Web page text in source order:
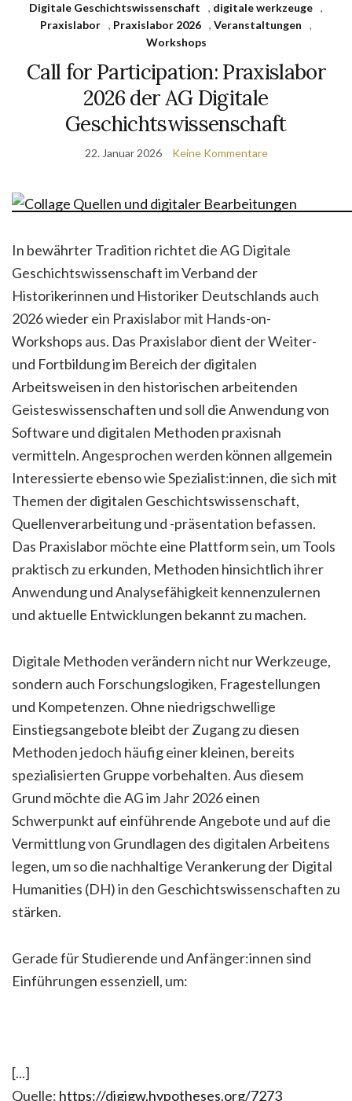
Digitale Geschichtswissenschaft
, digitale werkzeuge ,
Praxislabor , Praxislabor 2026 , Veranstaltungen
,
Workshops
Call for Participation: Praxislabor
2026 der AG Digitale
Geschichtswissenschaft
22. Januar 2026 Keine Kommentare
In bewährter Tradition richtet die AG Digitale
Geschichtswissenschaft im Verband der
Historikerinnen und Historiker Deutschlands auch
2026 wieder ein Praxislabor mit Hands-on-
Workshops aus. Das Praxislabor dient der Weiter-
und Fortbildung im Bereich der digitalen
Arbeitsweisen in den historischen arbeitenden
Geisteswissenschaften und soll die Anwendung von
Software und digitalen Methoden praxisnah
vermitteln. Angesprochen werden können allgemein
Interessierte ebenso wie Spezialist:innen, die sich mit
Themen der digitalen Geschichtswissenschaft,
Quellenverarbeitung und -präsentation befassen.
Das Praxislabor möchte eine Plattform sein, um Tools
praktisch zu erkunden, Methoden hinsichtlich ihrer
Anwendung und Analysefähigkeit kennenzulernen
und aktuelle Entwicklungen bekannt zu machen.
Digitale Methoden verändern nicht nur Werkzeuge,
sondern auch Forschungslogiken, Fragestellungen
und Kompetenzen. Ohne niedrigschwellige
Einstiegsangebote bleibt der Zugang zu diesen
Methoden jedoch häufig einer kleinen, bereits
spezialisierten Gruppe vorbehalten. Aus diesem
Grund möchte die AG im Jahr 2026 einen
Schwerpunkt auf einführende Angebote und auf die
Vermittlung von Grundlagen des digitalen Arbeitens
legen, um so die nachhaltige Verankerung der Digital
Humanities (DH) in den Geschichtswissenschaften zu
stärken.
Gerade für Studierende und Anfänger:innen sind
Einführungen essenziell, um:
[...]
Quelle: https://digigw.hypotheses.org/7273